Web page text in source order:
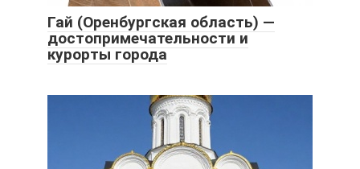
Гай (Оренбургская область) —
достопримечательности и
курорты города